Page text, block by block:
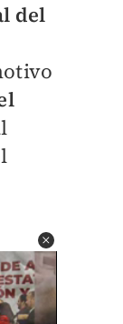
del